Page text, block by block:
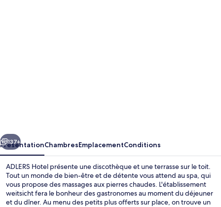
Suivant
137+
PrésentationChambresEmplacementConditions
ADLERS Hotel présente une discothèque et une terrasse sur le toit.
Tout un monde de bien-être et de détente vous attend au spa, qui
vous propose des massages aux pierres chaudes. L'établissement
weitsicht fera le bonheur des gastronomes au moment du déjeuner
et du dîner. Au menu des petits plus offerts sur place, on trouve un